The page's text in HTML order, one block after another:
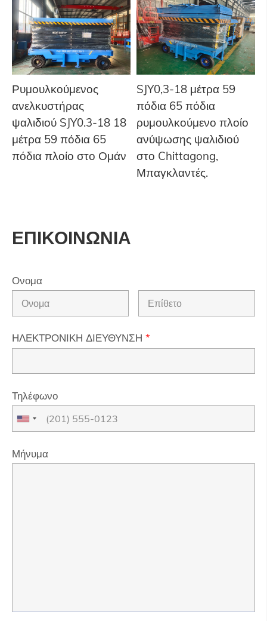
Ρυμουλκούμενος
ανελκυστήρας
ψαλιδιού SJY0.3-18 18
μέτρα 59 πόδια 65
πόδια πλοίο στο Ομάν
SJY0,3-18 μέτρα 59
πόδια 65 πόδια
ρυμουλκούμενο πλοίο
ανύψωσης ψαλιδιού
στο Chittagong,
Μπαγκλαντές.
ΕΠΙΚΟΙΝΩΝΙΑ
Ονομα
ΗΛΕΚΤΡΟΝΙΚΗ ΔΙΕΥΘΥΝΣΗ *
Τηλέφωνο
Μήνυμα